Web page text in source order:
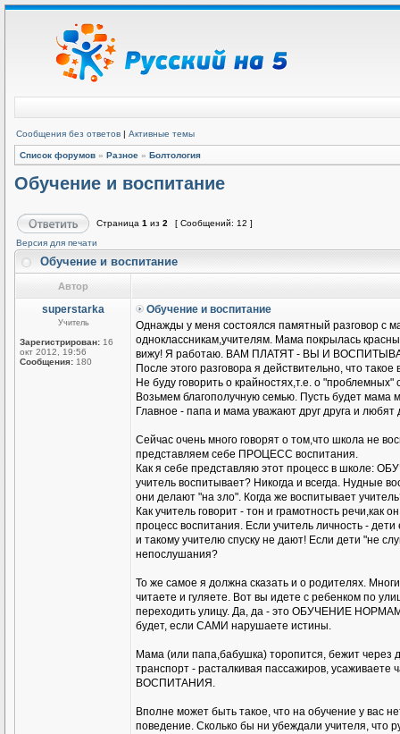
Сообщения без ответов | Активные темы
Список форумов » Разное » Болтология
Обучение и воспитание
Страница 1 из 2
[ Сообщений: 12 ]
Версия для печати
Обучение и воспитание
Автор
superstarka
Учитель
Зарегистрирован: 16
окт 2012, 19:56
Сообщения: 180
Обучение и воспитание
Однажды у меня состоялся памятный разговор с
одноклассникам,учителям. Мама покрылась
вижу! Я работаю. ВАМ ПЛАТЯТ - ВЫ И
После этого разговора я действительно, что
Не буду говорить о крайностях,т.е. о "проблемных"
Возьмем благополучную семью. Пусть будет
Главное - папа и мама уважают друг друга и
Сейчас очень много говорят о том,что школа не
представляем себе ПРОЦЕСС воспитания.
Как я себе представляю этот процесс в школе:
учитель воспитывает? Никогда и всегда. Нудные
они делают "на зло". Когда же воспитывает
Как учитель говорит - тон и грамотность речи,как
процесс воспитания. Если учитель личность -
и такому учителю спуску не дают! Если дети "не
непослушания?
То же самое я должна сказать и о родителях.
читаете и гуляете. Вот вы идете с ребенком по
переходить улицу. Да, да - это ОБУЧЕНИЕ НОРМАМ
будет, если САМИ нарушаете истины.
Мама (или папа,бабушка) торопится, бежит через
транспорт - расталкивая пассажиров,
ВОСПИТАНИЯ.
Вполне может быть такое, что на обучение у вас
поведение. Сколько бы ни убеждали учителя, что